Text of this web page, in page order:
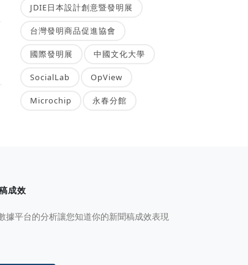
JDIE日本設計創意暨發明展
台灣發明商品促進協會
國際發明展 中國文化大學
SocialLab OpView
Microchip 永春分館
成效
據平台的分析讓您知道你的新聞稿成效表現